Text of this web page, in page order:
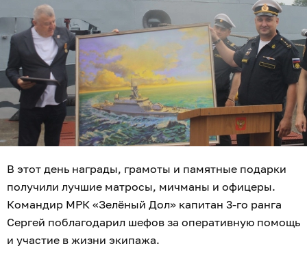
В этот день награды, грамоты и памятные подарки
получили лучшие матросы, мичманы и офицеры.
Командир МРК «Зелёный Дол» капитан 3-го ранга
Сергей поблагодарил шефов за оперативную помощь
и участие в жизни экипажа.